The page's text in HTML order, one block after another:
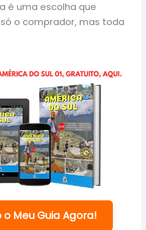
é uma escolha que
o comprador, mas toda
o Meu Guia Agora!